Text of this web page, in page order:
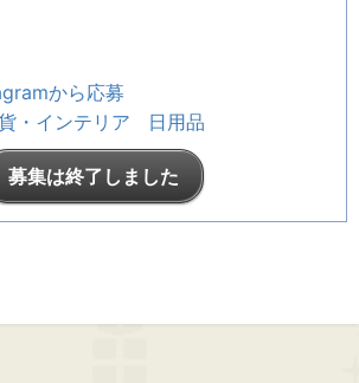
から応募
・インテリア 日用品
募集は終了しました